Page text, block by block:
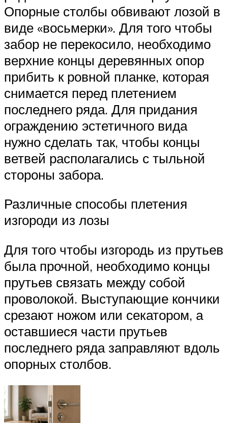
Опорные столбы обвивают лозой в
виде «восьмерки». Для того чтобы
забор не перекосило, необходимо
верхние концы деревянных опор
прибить к ровной планке, которая
снимается перед плетением
последнего ряда. Для придания
ограждению эстетичного вида
нужно сделать так, чтобы концы
ветвей располагались с тыльной
стороны забора.
Различные способы плетения
изгороди из лозы
Для того чтобы изгородь из прутьев
была прочной, необходимо концы
прутьев связать между собой
проволокой. Выступающие кончики
срезают ножом или секатором, а
оставшиеся части прутьев
последнего ряда заправляют вдоль
опорных столбов.